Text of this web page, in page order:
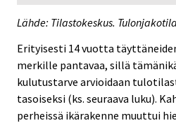
Lähde: Tilastokeskus.
Erityisesti 14 vuotta
merkille pantavaa, sillä
kulutustarve arvioidaan
tasoiseksi (ks. seuraava luku).
perheissä ikärakenne muuttui